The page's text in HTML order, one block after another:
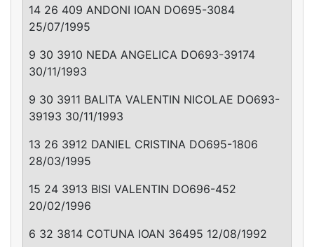
14 26 409 ANDONI IOAN DO695-3084
25/07/1995
9 30 3910 NEDA ANGELICA DO693-39174
30/11/1993
9 30 3911 BALITA VALENTIN NICOLAE DO693-
39193 30/11/1993
13 26 3912 DANIEL CRISTINA DO695-1806
28/03/1995
15 24 3913 BISI VALENTIN DO696-452
20/02/1996
6 32 3814 COTUNA IOAN 36495 12/08/1992